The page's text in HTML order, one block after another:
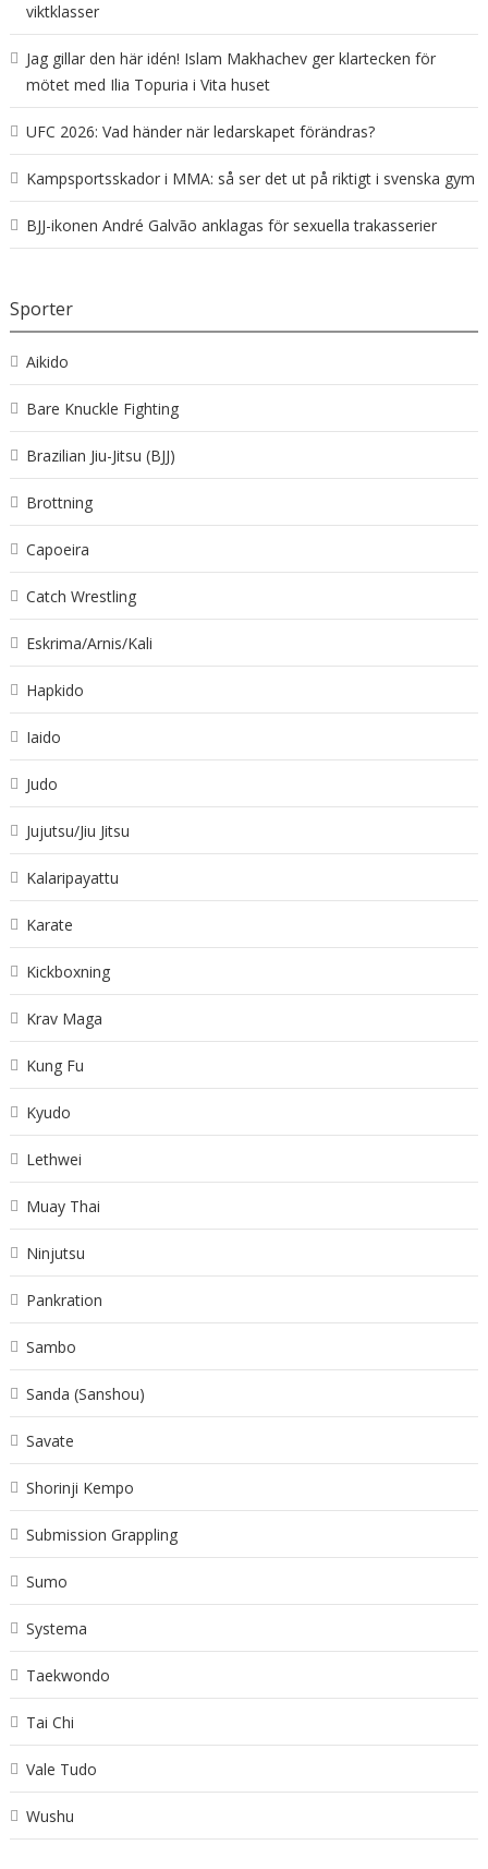
viktklasser
Jag gillar den här idén! Islam Makhachev ger klartecken för
mötet med Ilia Topuria i Vita huset
UFC 2026: Vad händer när ledarskapet förändras?
Kampsportsskador i MMA: så ser det ut på riktigt i svenska gym
BJJ-ikonen André Galvão anklagas för sexuella trakasserier
Sporter
Aikido
Bare Knuckle Fighting
Brazilian Jiu-Jitsu (BJJ)
Brottning
Capoeira
Catch Wrestling
Eskrima/Arnis/Kali
Hapkido
Iaido
Judo
Jujutsu/Jiu Jitsu
Kalaripayattu
Karate
Kickboxning
Krav Maga
Kung Fu
Kyudo
Lethwei
Muay Thai
Ninjutsu
Pankration
Sambo
Sanda (Sanshou)
Savate
Shorinji Kempo
Submission Grappling
Sumo
Systema
Taekwondo
Tai Chi
Vale Tudo
Wushu